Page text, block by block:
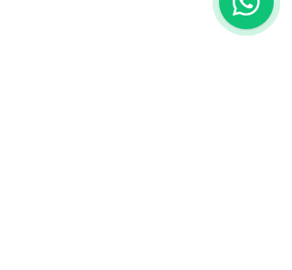
Librería Editorial Trilobites